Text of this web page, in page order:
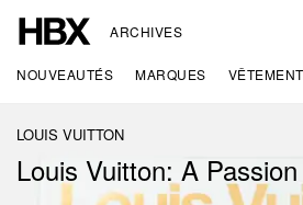
ARCHIVES
NOUVEAUTÉS MARQUES
LOUIS VUITTON
Louis Vuitton: A